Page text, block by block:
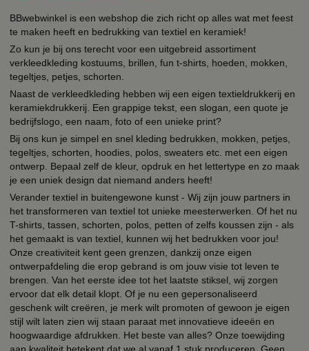
BBwebwinkel is een webshop die zich richt op alles wat met feest
te maken heeft en bedrukking van textiel en keramiek!
Zo kun je bij ons terecht voor een uitgebreid assortiment
verkleedkleding kostuums, brillen, fun t-shirts, hoeden, mokken,
tegeltjes, petjes, schorten.
Naast de verkleedkleding hebben wij een eigen textieldrukkerij en
keramiekdrukkerij. Een grappige tekst, een slogan, een quote je
bedrijfslogo, een naam, foto of een unieke print?
Bij ons kun je simpel en snel kleding bedrukken, mokken, petjes,
tegeltjes, schorten, hoodies, polos, sweaters etc. met een eigen
ontwerp. Bepaal zelf de kleur, opdruk en het lettertype en zo maak
je een uniek design dat niemand anders heeft!
Verander textiel in buitengewone kunst - Wij zijn jouw partners in
het transformeren van textiel tot unieke meesterwerken. Of het nu
T-shirts, tassen, schorten, polos, petten of zelfs koussen zijn - als
het gemaakt is van textiel, kunnen wij het bedrukken voor jou!
Onze creativiteit kent geen grenzen, dankzij onze eigen
ontwerpafdeling die erop gebrand is om jouw visie tot leven te
brengen. Van het eerste idee tot het laatste stiksel, wij zorgen
ervoor dat elk detail klopt. Of je nu een gepersonaliseerd
geschenk wilt creëren, je merk wilt promoten of gewoon je eigen
stijl wilt laten zien wij staan paraat met innovatieve ideeën en
hoogwaardige afdrukken. Het beste van alles? Onze toewijding